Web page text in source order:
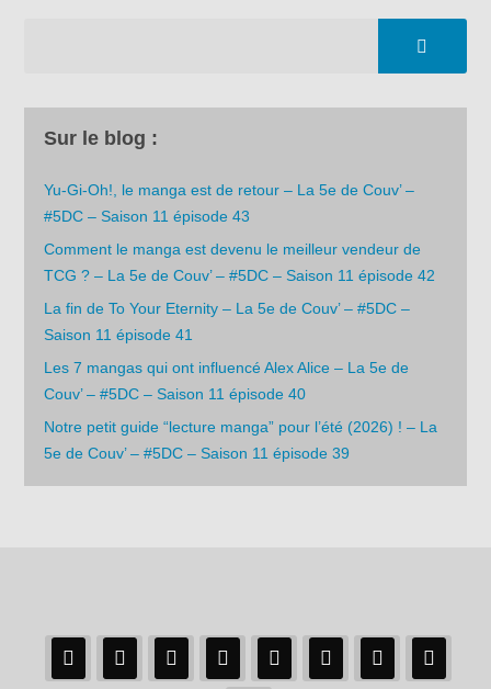
Sur le blog :
Yu-Gi-Oh!, le manga est de retour – La 5e de Couv’ –
#5DC – Saison 11 épisode 43
Comment le manga est devenu le meilleur vendeur de
TCG ? – La 5e de Couv’ – #5DC – Saison 11 épisode 42
La fin de To Your Eternity – La 5e de Couv’ – #5DC –
Saison 11 épisode 41
Les 7 mangas qui ont influencé Alex Alice – La 5e de
Couv’ – #5DC – Saison 11 épisode 40
Notre petit guide “lecture manga” pour l’été (2026) ! – La
5e de Couv’ – #5DC – Saison 11 épisode 39